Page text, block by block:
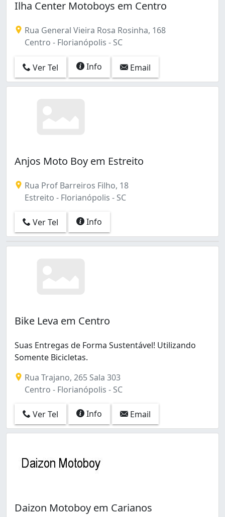
Ilha Center Motoboys em Centro
Rua General Vieira Rosa Rosinha, 168
Centro - Florianópolis - SC
Ver Tel Info Email
Anjos Moto Boy em Estreito
Rua Prof Barreiros Filho, 18
Estreito - Florianópolis - SC
Ver Tel Info
Bike Leva em Centro
Suas Entregas de Forma Sustentável! Utilizando
Somente Bicicletas.
Rua Trajano, 265 Sala 303
Centro - Florianópolis - SC
Ver Tel Info Email
Daizon Motoboy em Carianos